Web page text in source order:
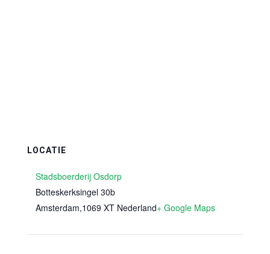
LOCATIE
Stadsboerderij Osdorp
Botteskerksingel 30b
Amsterdam,1069 XT Nederland+ Google Maps